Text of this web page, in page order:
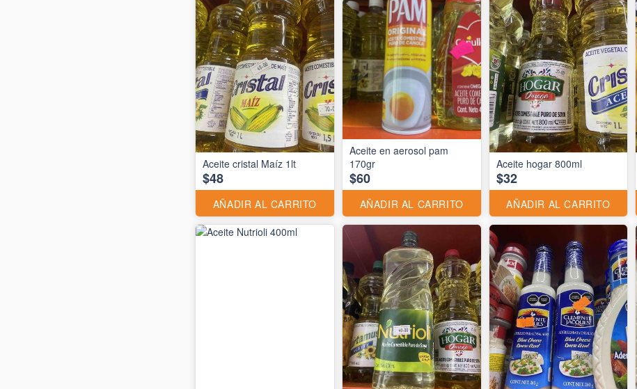
Aceite cristal Maíz 1lt
$48
AÑADIR AL CARRITO
Aceite en aerosol pam
170gr
$60
AÑADIR AL CARRITO
Aceite hogar 800ml
$32
AÑADIR AL CARRITO